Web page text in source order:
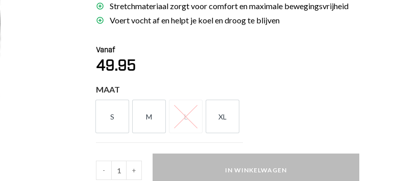
Stretchmateriaal zorgt voor comfort en maximale bewegingsvrijheid
Voert vocht af en helpt je koel en droog te blijven
Vanaf
49.95
MAAT
S
S
M
M
L
L
XL
XL
Booster
- + IN WINKELWAGEN